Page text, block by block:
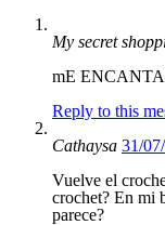
My secret
mE
Reply to this
Cathaysa 31/
Vuelve el
crochet? En mi
parece?